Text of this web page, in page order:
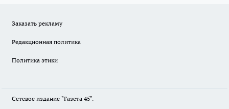
Заказать рекламу
Редакционная политика
Политика этики
Сетевое издание "Газета 45".